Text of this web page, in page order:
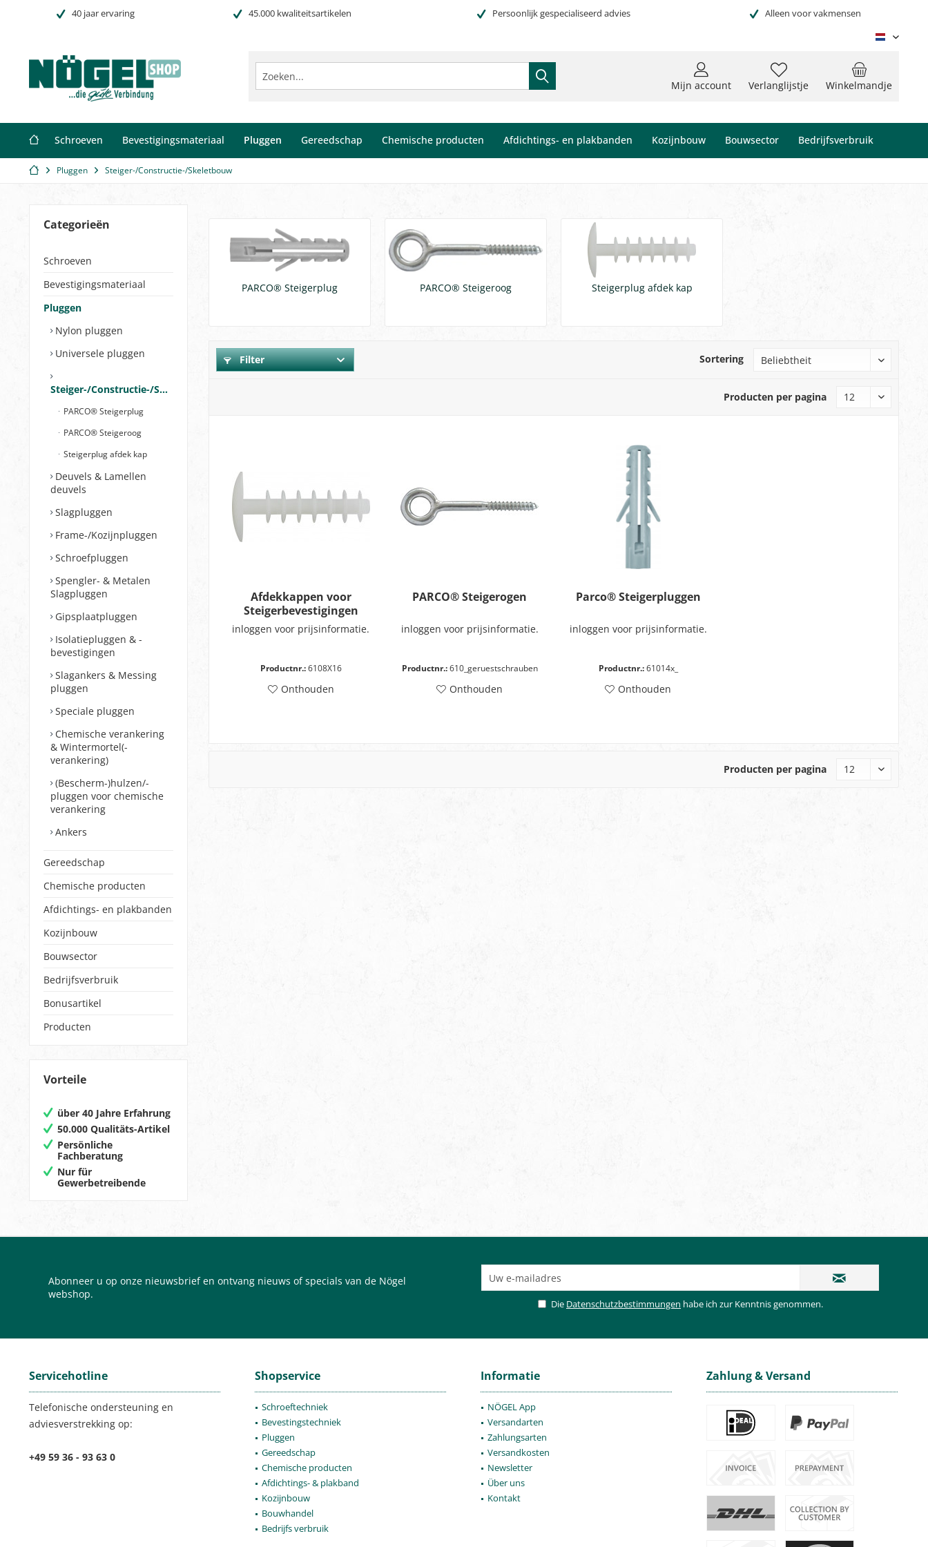
40 jaar ervaring 45.000 kwaliteitsartikelen Persoonlijk gespecialiseerd advies Alleen voor vakmensen
Winkelmandje
Verlanglijstje
Mijn account
Schroeven Bevestigingsmateriaal Pluggen Gereedschap Chemische producten Afdichtings- en plakbanden Kozijnbouw Bouwsector Bedrijfsverbruik
Pluggen Steiger-/Constructie-/Skeletbouw
Categorieën
Schroeven
Bevestigingsmateriaal
Pluggen
Nylon pluggen
Universele pluggen
Steiger-/Constructie-/Skeletbouw
PARCO® Steigerplug
PARCO® Steigeroog
Steigerplug afdek kap
Deuvels & Lamellen
deuvels
Slagpluggen
Frame-/Kozijnpluggen
Schroefpluggen
Spengler- & Metalen
Slagpluggen
Gipsplaatpluggen
Isolatiepluggen & -
bevestigingen
Slagankers & Messing
pluggen
Speciale pluggen
Chemische verankering
& Wintermortel(-
verankering)
(Bescherm-)hulzen/-
pluggen voor chemische
verankering
Ankers
Gereedschap
Chemische producten
Afdichtings- en plakbanden
Kozijnbouw
Bouwsector
Bedrijfsverbruik
Bonusartikel
Producten
Vorteile
über 40 Jahre Erfahrung
50.000 Qualitäts-Artikel
Persönliche
Fachberatung
Nur für
Gewerbetreibende
PARCO® Steigerplug PARCO® Steigeroog Steigerplug afdek kap
Filter Sortering
Producten per pagina
Afdekkappen voor
Steigerbevestigingen
inloggen voor prijsinformatie.
Productnr.:6108X16
Onthouden
PARCO® Steigerogen
inloggen voor prijsinformatie.
Productnr.:610_geruestschrauben
Onthouden
Parco® Steigerpluggen
inloggen voor prijsinformatie.
Productnr.:61014x_
Onthouden
Producten per pagina
Abonneer u op onze nieuwsbrief en ontvang nieuws of specials van de Nögel
webshop.
Die Datenschutzbestimmungen habe ich zur Kenntnis genommen.
Servicehotline
Telefonische ondersteuning en
adviesverstrekking op:
+49 59 36 - 93 63 0
Shopservice
Schroeftechniek
Bevestingstechniek
Pluggen
Gereedschap
Chemische producten
Afdichtings- & plakband
Kozijnbouw
Bouwhandel
Bedrijfs verbruik
Informatie
NÖGEL App
Versandarten
Zahlungsarten
Versandkosten
Newsletter
Über uns
Kontakt
Zahlung & Versand